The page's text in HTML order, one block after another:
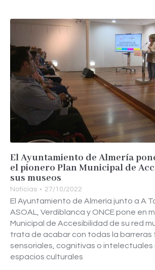
El Ayuntamiento de Almería
el pionero Plan Municipal de
sus museos
Noticias 27/10/2022
El Ayuntamiento de Almería junto a A
ASOAL, Verdiblanca y ONCE pone en
Municipal de Accesibilidad de su red
trata de acabar con todas la barreras
sensoriales, cognitivas o intelectuales
espacios culturales